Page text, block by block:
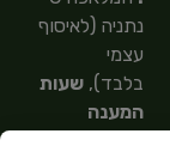
נתניה (לאיסוף
עצמי
בלבד),שעות
המענה